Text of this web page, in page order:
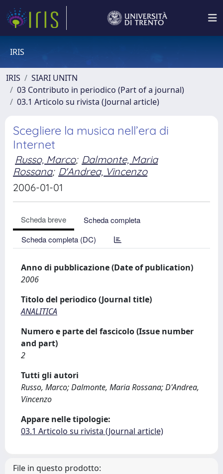
IRIS
IRIS
SIARI UNITN
03 Contributo in periodico (Part of a journal)
03.1 Articolo su rivista (Journal article)
Scegliere la musica nell’era di
Internet
Russo, Marco; Dalmonte, Maria
Rossana; D'Andrea, Vincenzo
2006-01-01
Scheda breve
Scheda completa
Scheda completa (DC)
Anno di pubblicazione (Date of publication)
2006
Titolo del periodico (Journal title)
ANALITICA
Numero e parte del fascicolo (Issue number
and part)
2
Tutti gli autori
Russo, Marco; Dalmonte, Maria Rossana; D'Andrea,
Vincenzo
Appare nelle tipologie:
03.1 Articolo su rivista (Journal article)
File in questo prodotto: